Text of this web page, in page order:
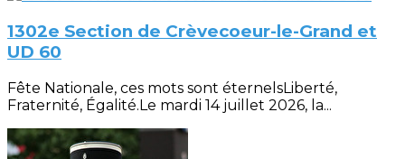
1302e Section de Crèvecoeur-le-Grand et
UD 60
Fête Nationale, ces mots sont éternelsLiberté,
Fraternité, Égalité.Le mardi 14 juillet 2026, la...